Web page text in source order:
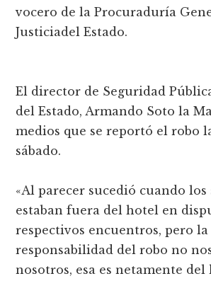
vocero de la Procuraduría
Justiciadel Estado.
El director de Seguridad
del Estado, Armando Soto la
medios que se reportó el robo
sábado.
«Al parecer sucedió cuando los
estaban fuera del hotel en
respectivos encuentros, pero la
responsabilidad del robo no
nosotros, esa es netamente del